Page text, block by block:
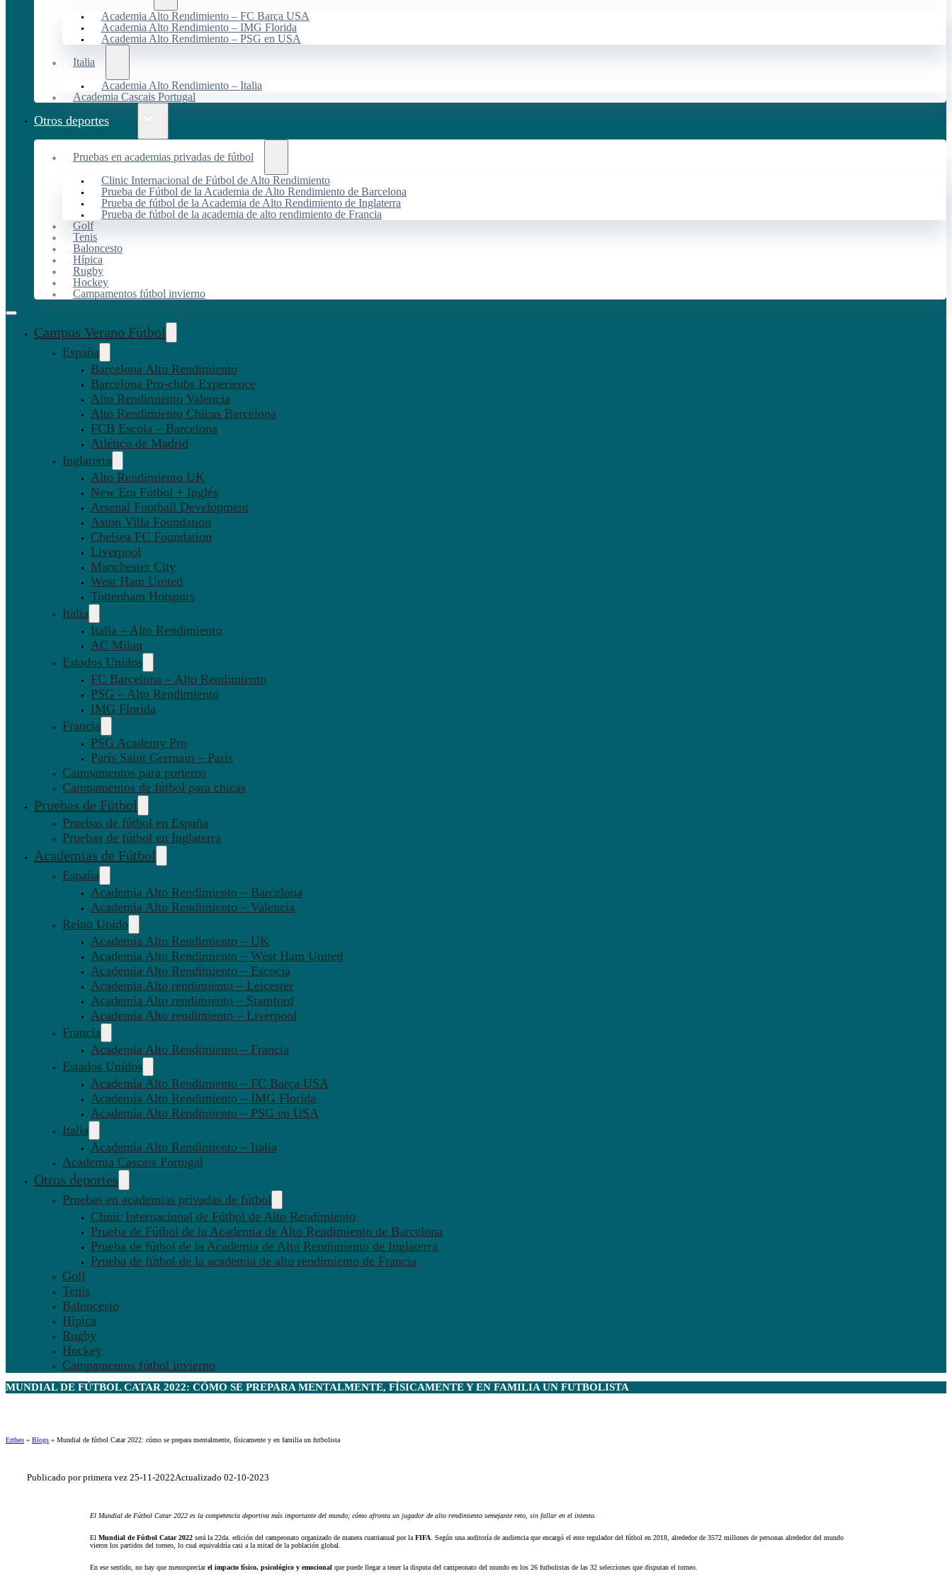
Academia Alto Rendimiento – FC Barça USA
Academia Alto Rendimiento – IMG Florida
Academia Alto Rendimiento – PSG en USA
Italia
Academia Alto Rendimiento – Italia
Academia Cascais Portugal
Otros deportes
Pruebas en academias privadas de fútbol
Clinic Internacional de Fútbol de Alto Rendimiento
Prueba de Fútbol de la Academia de Alto Rendimiento de Barcelona
Prueba de fútbol de la Academia de Alto Rendimiento de Inglaterra
Prueba de fútbol de la academia de alto rendimiento de Francia
Golf
Tenis
Baloncesto
Hípica
Rugby
Hockey
Campamentos fútbol invierno
Campus Verano Fútbol
España
Barcelona Alto Rendimiento
Barcelona Pro-clubs Experience
Alto Rendimiento Valencia
Alto Rendimiento Chicas Barcelona
FCB Escola – Barcelona
Atlético de Madrid
Inglaterra
Alto Rendimiento UK
New Era Fútbol + Inglés
Arsenal Football Development
Aston Villa Foundation
Chelsea FC Foundation
Liverpool
Manchester City
West Ham United
Tottenham Hotspurs
Italia
Italia – Alto Rendimiento
AC Milan
Estados Unidos
FC Barcelona – Alto Rendimiento
PSG – Alto Rendimiento
IMG Florida
Francia
PSG Academy Pro
París Saint Germain – París
Campamentos para porteros
Campamentos de fútbol para chicas
Pruebas de Fútbol
Pruebas de fútbol en España
Pruebas de fútbol en Inglaterra
Academias de Fútbol
España
Academia Alto Rendimiento – Barcelona
Academia Alto Rendimiento – Valencia
Reino Unido
Academia Alto Rendimiento – UK
Academia Alto Rendimiento – West Ham United
Academia Alto Rendimiento – Escocia
Academia Alto rendimiento – Leicester
Academia Alto rendimiento – Stamford
Academia Alto rendimiento – Liverpool
Francia
Academia Alto Rendimiento – Francia
Estados Unidos
Academia Alto Rendimiento – FC Barça USA
Academia Alto Rendimiento – IMG Florida
Academia Alto Rendimiento – PSG en USA
Italia
Academia Alto Rendimiento – Italia
Academia Cascais Portugal
Otros deportes
Pruebas en academias privadas de fútbol
Clinic Internacional de Fútbol de Alto Rendimiento
Prueba de Fútbol de la Academia de Alto Rendimiento de Barcelona
Prueba de fútbol de la Academia de Alto Rendimiento de Inglaterra
Prueba de fútbol de la academia de alto rendimiento de Francia
Golf
Tenis
Baloncesto
Hípica
Rugby
Hockey
Campamentos fútbol invierno
MUNDIAL DE FÚTBOL CATAR 2022: CÓMO SE PREPARA MENTALMENTE, FÍSICAMENTE Y EN FAMILIA UN FUTBOLISTA
Ertheo » Blogs » Mundial de fútbol Catar 2022: cómo se prepara mentalmente, físicamente y en familia un futbolista
Publicado por primera vez 25-11-2022Actualizado 02-10-2023
El Mundial de Fútbol Catar 2022 es la competencia deportiva más importante del mundo; cómo afronta un jugador de alto rendimiento semejante reto, sin fallar en el intento.
El Mundial de Fútbol Catar 2022 será la 22da. edición del campeonato organizado de manera cuatrianual por la FIFA . Según una auditoría de audiencia que encargó el ente regulador del fútbol en 2018, alrededor de 3572 millones de personas alrededor del mundo
vieron los partidos del torneo, lo cual equivaldría casi a la mitad de la población global.
En ese sentido, no hay que menospreciarel impacto físico, psicológico y emocional que puede llegar a tener la disputa del campeonato del mundo en los 26 futbolistas de las 32 selecciones que disputan el torneo.